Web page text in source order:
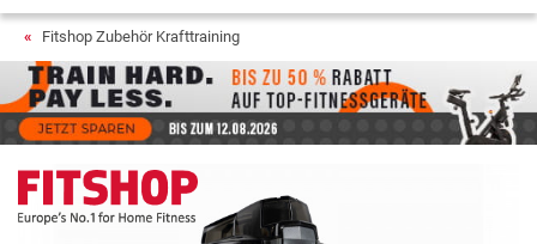
Fitshop Zubehör Krafttraining